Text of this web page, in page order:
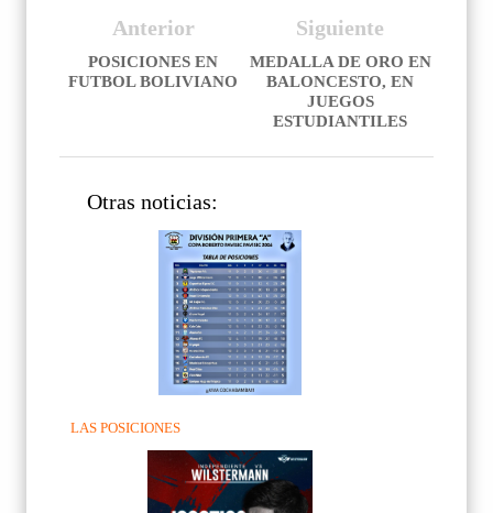
Siguiente
MEDALLA DE ORO EN
BALONCESTO, EN
JUEGOS
ESTUDIANTILES
Anterior
POSICIONES EN
FUTBOL BOLIVIANO
Otras noticias:
LAS POSICIONES